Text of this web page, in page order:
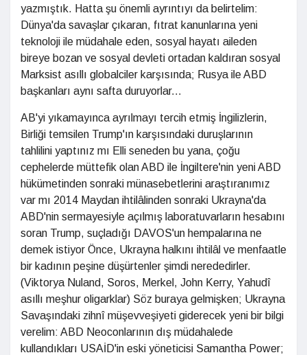
yazmıştık. Hatta şu önemli ayrıntıyı da belirtelim:
Dünya'da savaşlar çıkaran, fıtrat kanunlarına yeni
teknoloji ile müdahale eden, sosyal hayatı aileden
bireye bozan ve sosyal devleti ortadan kaldıran sosyal
Marksist asıllı globalciler karşısında; Rusya ile ABD
başkanları aynı safta duruyorlar...
AB'yi yıkamayınca ayrılmayı tercih etmiş İngilizlerin,
Birliği temsilen Trump'ın karşısındaki duruşlarının
tahlilini yaptınız mı Elli seneden bu yana, çoğu
cephelerde müttefik olan ABD ile İngiltere'nin yeni ABD
hükümetinden sonraki münasebetlerini araştıranımız
var mı 2014 Maydan ihtilâlinden sonraki Ukrayna'da
ABD'nin sermayesiyle açılmış laboratuvarların hesabını
soran Trump, suçladığı DAVOS'un hempalarına ne
demek istiyor Önce, Ukrayna halkını ihtilâl ve menfaatle
bir kadının peşine düşürtenler şimdi nerededirler.
(Viktorya Nuland, Soros, Merkel, John Kerry, Yahudî
asıllı meşhur oligarklar) Söz buraya gelmişken; Ukrayna
Savaşındaki zihnî müşevveşiyeti giderecek yeni bir bilgi
verelim: ABD Neoconlarının dış müdahalede
kullandıkları USAİD'in eski yöneticisi Samantha Power;